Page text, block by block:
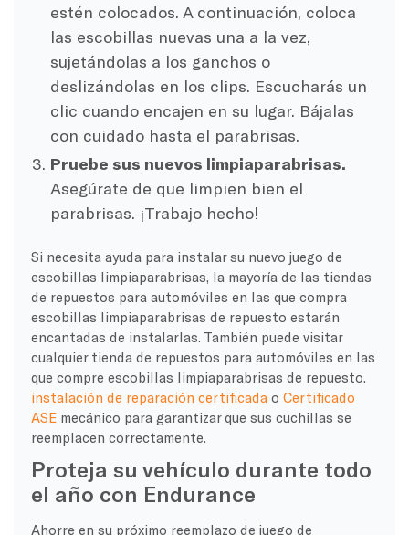
estén colocados. A continuación, coloca
las escobillas nuevas una a la vez,
sujetándolas a los ganchos o
deslizándolas en los clips. Escucharás un
clic cuando encajen en su lugar. Bájalas
con cuidado hasta el parabrisas.
Pruebe sus nuevos limpiaparabrisas.
Asegúrate de que limpien bien el
parabrisas. ¡Trabajo hecho!
Si necesita ayuda para instalar su nuevo juego de
escobillas limpiaparabrisas, la mayoría de las tiendas
de repuestos para automóviles en las que compra
escobillas limpiaparabrisas de repuesto estarán
encantadas de instalarlas. También puede visitar
cualquier tienda de repuestos para automóviles en las
que compre escobillas limpiaparabrisas de repuesto.
instalación de reparación certificada o Certificado
ASEmecánico para garantizar que sus cuchillas se
reemplacen correctamente.
Proteja su vehículo durante todo
el año con Endurance
Ahorre en su próximo reemplazo de juego de